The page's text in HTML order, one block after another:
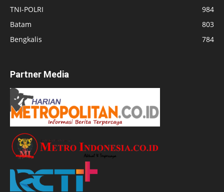
TNI-POLRI
984
Batam
803
Bengkalis
784
Partner Media